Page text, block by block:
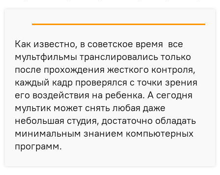
Как известно, в советское время все
мультфильмы транслировались только
после прохождения жесткого контроля,
каждый кадр проверялся с точки зрения
его воздействия на ребенка. А сегодня
мультик может снять любая даже
небольшая студия, достаточно обладать
минимальным знанием компьютерных
программ.